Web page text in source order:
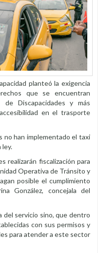
planteó la exigencia
que se encuentran
Discapacidades y más
en el trasporte
no han implementado el taxi
ley.
realizarán fiscalización para
Operativa de Tránsito y
posible el cumplimiento
González, concejala del
del servicio sino, que dentro
con sus permisos y
para atender a este sector